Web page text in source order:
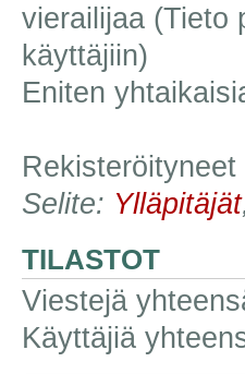
vierailijaa (Tieto
käyttäjiin)
Eniten
Rekisteröityneet
Selite: Ylläpitäjät
TILASTOT
Viestejä
Käyttäjiä